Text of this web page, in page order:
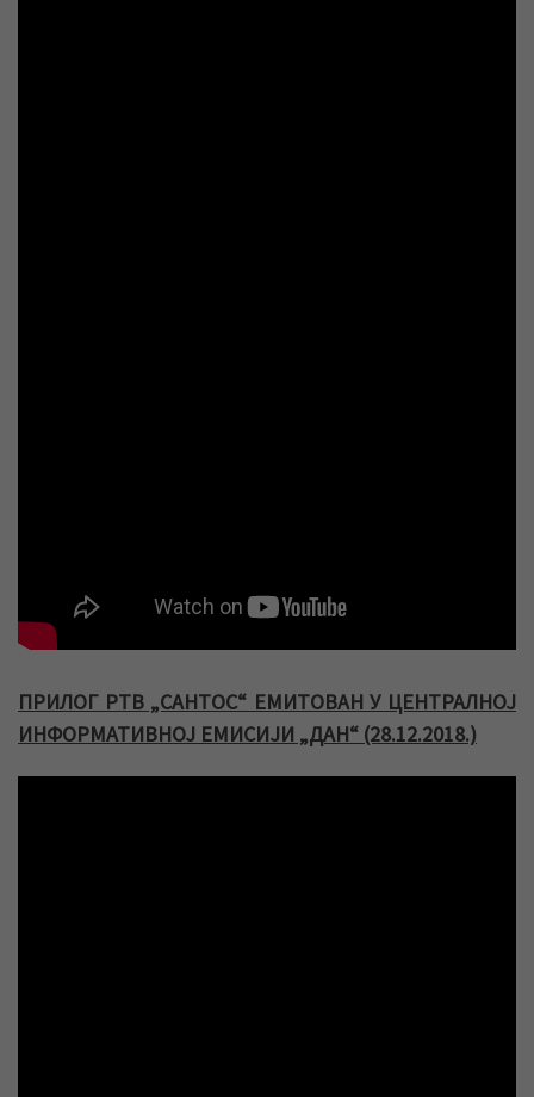
ПРИЛОГ РТВ „САНТОС“ ЕМИТОВАН У ЦЕНТРАЛНОЈ
ИНФОРМАТИВНОЈ ЕМИСИЈИ „ДАН“ (28.12.2018.)